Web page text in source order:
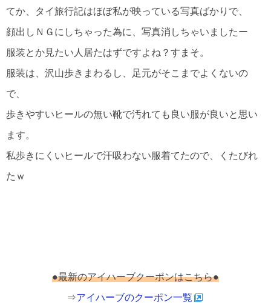
てか、タイ旅行記はほぼ私が映っている写真ばかりで、
顔出しＮＧにしちゃった為に、写真消しちゃいましたー
服装とか見たい人居たはずですよね？すまそ。
服装は、沢山歩きまわるし、足元がそこまでよくないの
で、
歩きやすいヒールの無い靴で汚れても良い服が良いと思い
ます。
私歩きにくいヒールで汗吸わない服着てたので、くたびれ
たｗ
●最新のアイハーブクーポンはこちら●
⇒アイハーブのクーポン一覧